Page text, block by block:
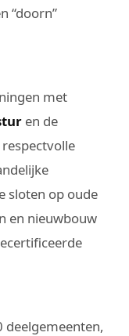
“doorn”
met
en de
sloten op oude
en nieuwbouw
deelgemeenten,